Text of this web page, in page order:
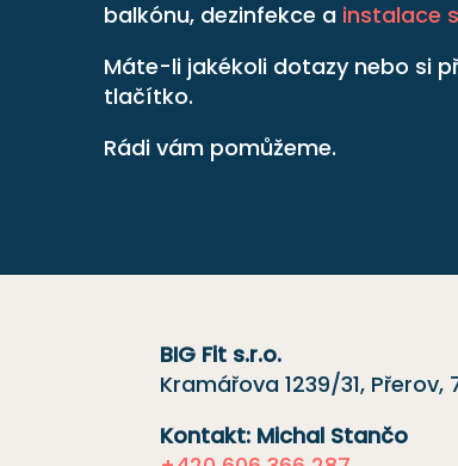
balkónu, dezinfekce a instalace
Máte-li jakékoli dotazy nebo si
tlačítko.
Rádi vám pomůžeme.
BIG Fit s.r.o.
Kramářova 1239/31, Přerov,
Kontakt: Michal Stančo